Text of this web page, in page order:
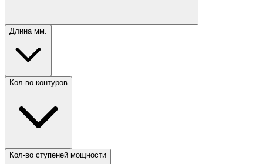
Длина мм.
Кол-во контуров
Кол-во ступеней мощности